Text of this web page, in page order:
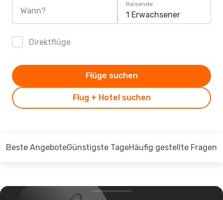
Wann?
Reisende
1 Erwachsener
Direktflüge
Flug + Hotel suchen
Flüge suchen
Beste AngeboteGünstigste TageHäufig gestellte Fragen